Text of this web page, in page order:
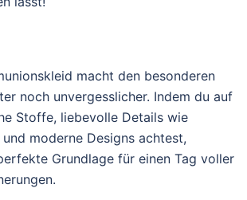
macht den besonderen
noch unvergesslicher. Indem du auf
Stoffe, liebevolle Details wie
moderne Designs achtest,
Grundlage für einen Tag voller